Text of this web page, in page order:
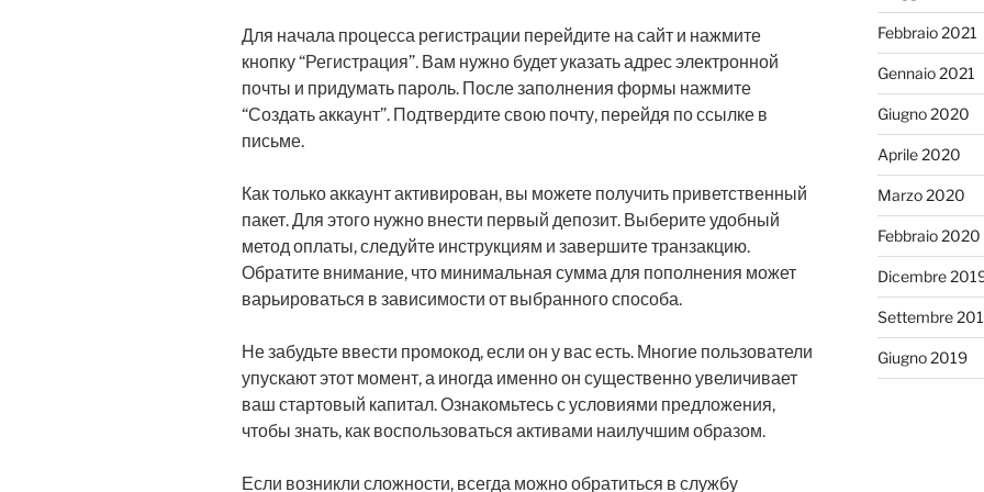
Для начала процесса регистрации перейдите на сайт и нажмите
кнопку “Регистрация”. Вам нужно будет указать адрес электронной
почты и придумать пароль. После заполнения формы нажмите
“Создать аккаунт”. Подтвердите свою почту, перейдя по ссылке в
письме.
Как только аккаунт активирован, вы можете получить приветственный
пакет. Для этого нужно внести первый депозит. Выберите удобный
метод оплаты, следуйте инструкциям и завершите транзакцию.
Обратите внимание, что минимальная сумма для пополнения может
варьироваться в зависимости от выбранного способа.
Не забудьте ввести промокод, если он у вас есть. Многие пользователи
упускают этот момент, а иногда именно он существенно увеличивает
ваш стартовый капитал. Ознакомьтесь с условиями предложения,
чтобы знать, как воспользоваться активами наилучшим образом.
Если возникли сложности, всегда можно обратиться в службу
Febbraio 2021
Gennaio 2021
Giugno 2020
Aprile 2020
Marzo 2020
Febbraio 2020
Dicembre
Settembre
Giugno 2019